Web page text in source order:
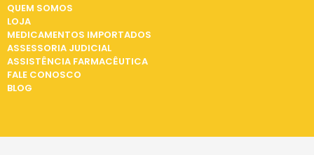
QUEM SOMOS
LOJA
MEDICAMENTOS IMPORTADOS
ASSESSORIA JUDICIAL
ASSISTÊNCIA FARMACÊUTICA
FALE CONOSCO
BLOG